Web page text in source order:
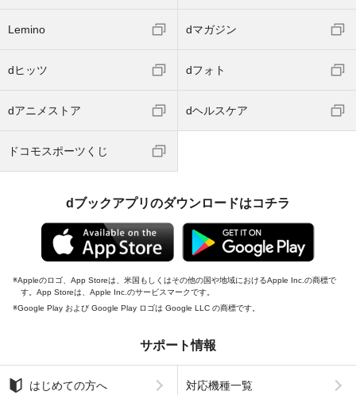
Lemino dマガジン
dヒッツ dフォト
dアニメストア dヘルスケア
ドコモスポーツくじ
dブックアプリのダウンロードはコチラ
Appleのロゴ、App Storeは、米国もしくはその他の国や地域におけるApple Inc.の商標で
す。App Storeは、Apple Inc.のサービスマークです。
Google Play および Google Play ロゴは Google LLC の商標です。
サポート情報
はじめての方へ 対応機種一覧